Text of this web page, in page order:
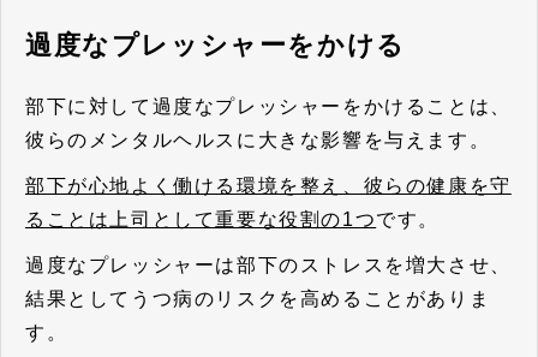
過度なプレッシャーをかける
部下に対して過度なプレッシャーをかけることは、
彼らのメンタルヘルスに大きな影響を与えます。
部下が心地よく働ける環境を整え、彼らの健康を守
ることは上司として重要な役割の1つです。
過度なプレッシャーは部下のストレスを増大させ、
結果としてうつ病のリスクを高めることがありま
す。